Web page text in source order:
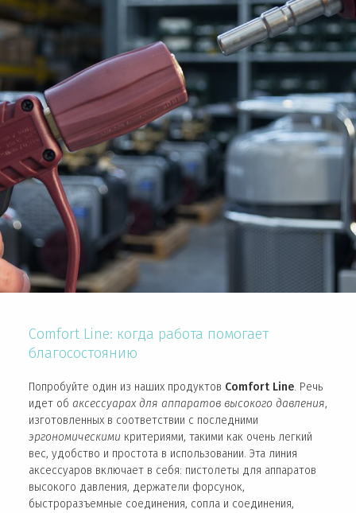
Comfort Line: когда работа помогает
благосостоянию
Попробуйте один из наших продуктов Comfort Line. Речь
идет об аксессуарах для аппаратов высокого давления,
изготовленных в соответствии с последними
эргономическими критериями, такими как очень легкий
вес, удобство и простота в использовании. Эта линия
аксессуаров включает в себя: пистолеты для аппаратов
высокого давления, держатели форсунок,
быстроразъемные соединения, сопла и соединения,